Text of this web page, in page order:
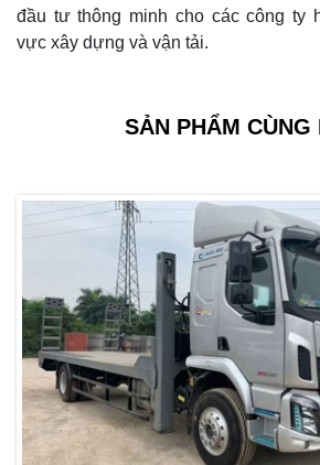
đầu tư thông minh cho các công ty
vực xây dựng và vận tải.
SẢN PHẨM CÙNG